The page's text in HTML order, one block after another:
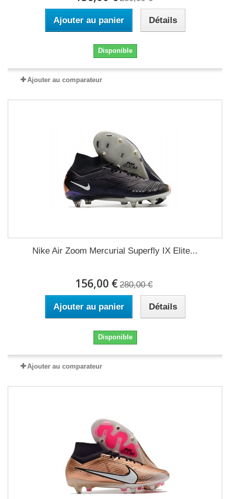
Ajouter au panier Détails
Disponible
Ajouter au comparateur
Nike Air Zoom Mercurial Superfly IX Elite...
156,00 € 280,00 €
Ajouter au panier Détails
Disponible
Ajouter au comparateur